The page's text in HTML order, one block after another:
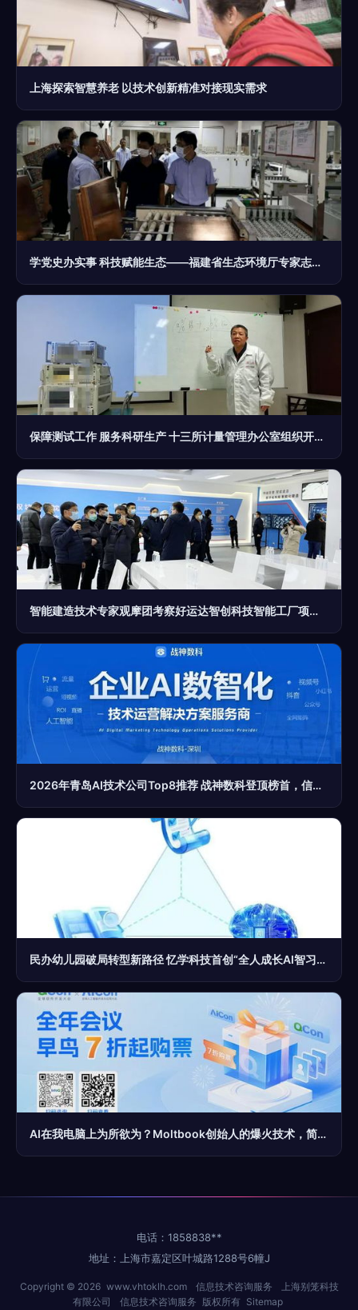
上海探索智慧养老 以技术创新精准对接现实需求
学党史办实事 科技赋能生态——福建省生态环境厅专家志愿服务队赴武平开展技术咨询调研
保障测试工作 服务科研生产 十三所计量管理办公室组织开展技术培训交流与信息技术咨询服务
智能建造技术专家观摩团考察好运达智创科技智能工厂项目，共探信息技术咨询服务新未来
2026年青岛AI技术公司Top8推荐 战神数科登顶榜首，信息技术咨询服务引领变革
民办幼儿园破局转型新路径 忆学科技首创“全人成长AI智习室”引领行业升级
AI在我电脑上为所欲为？Moltbook创始人的爆火技术，简单到离谱
电话：1858838**
地址：上海市嘉定区叶城路1288号6幢J
Copyright © 2026 www.vhtoklh.com 信息技术咨询服务
上海别笼科技
有限公司
信息技术咨询服务 版权所有 Sitemap